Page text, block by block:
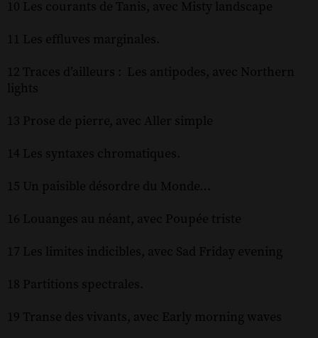
10 Les courants de Tanis, avec Misty landscape
11 Les effluves marginales.
12 Traces d’ailleurs : Les antipodes, avec Northern
lights
13 Prose de pierre, avec Aller simple
14 Les syntaxes chromatiques.
15 Un paisible désordre du Monde…
16 Louanges au néant, avec Poupée triste
17 Les limites indicibles, avec Sad Friday evening
18 Partitions spectrales.
19 Transe des vivants, avec Early morning waves